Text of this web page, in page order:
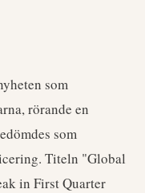
som
rörande en
som
Titeln "Global
in First Quarter